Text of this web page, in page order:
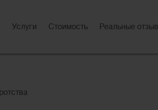
Услуги Стоимость Реальные